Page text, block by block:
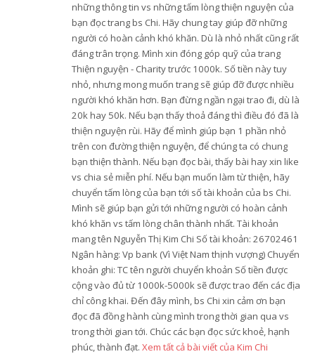
những thông tin vs những tấm lòng thiện nguyện của
bạn đọc trang bs Chi. Hãy chung tay giúp đỡ những
người có hoàn cảnh khó khăn. Dù là nhỏ nhất cũng rất
đáng trân trọng. Mình xin đóng góp quỹ của trang
Thiện nguyện - Charity trước 1000k. Số tiền này tuy
nhỏ, nhưng mong muốn trang sẽ giúp đỡ được nhiều
người khó khăn hơn. Bạn đừng ngần ngại trao đi, dù là
20k hay 50k. Nếu bạn thấy thoả đáng thì điều đó đã là
thiện nguyện rùi. Hãy để mình giúp bạn 1 phần nhỏ
trên con đường thiện nguyện, để chúng ta có chung
bạn thiện thành. Nếu bạn đọc bài, thấy bài hay xin like
vs chia sẻ miễn phí. Nếu bạn muốn làm từ thiện, hãy
chuyển tấm lòng của bạn tới số tài khoản của bs Chi.
Mình sẽ giúp bạn gửi tới những người có hoàn cảnh
khó khăn vs tấm lòng chân thành nhất. Tài khoản
mang tên Nguyễn Thị Kim Chi Số tài khoản: 26702461
Ngân hàng: Vp bank (Vì Việt Nam thịnh vượng) Chuyển
khoản ghi: TC tên người chuyển khoản Số tiền được
cộng vào đủ từ 1000k-5000k sẽ được trao đến các địa
chỉ công khai. Đến đây mình, bs Chi xin cảm ơn bạn
đọc đã đồng hành cùng mình trong thời gian qua vs
trong thời gian tới. Chúc các bạn đọc sức khoẻ, hạnh
phúc, thành đạt. Xem tất cả bài viết của Kim Chi